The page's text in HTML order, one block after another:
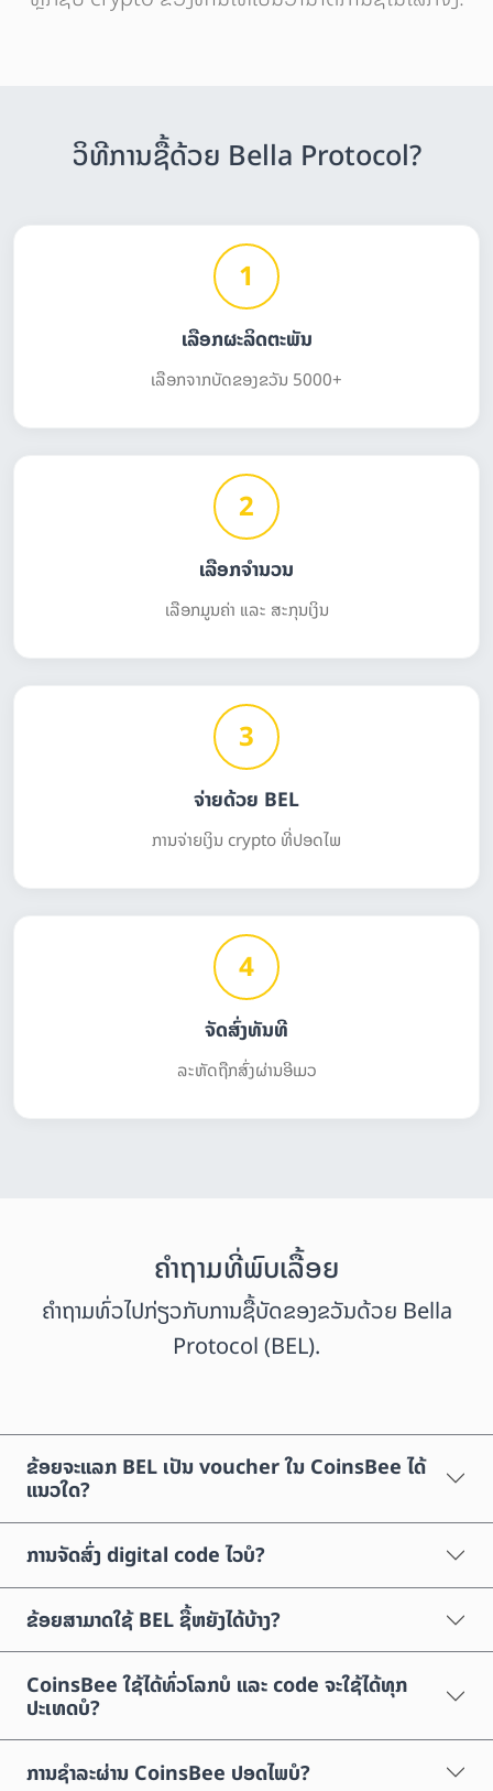
ວິທີການຊື້ດ້ວຍ Bella Protocol?
1
ເລືອກຜະລິດຕະພັນ
ເລືອກຈາກບັດຂອງຂວັນ 5000+
2
ເລືອກຈຳນວນ
ເລືອກມູນຄ່າ ແລະ ສະກຸນເງິນ
3
ຈ່າຍດ້ວຍ BEL
ການຈ່າຍເງິນ crypto ທີ່ປອດໄພ
4
ຈັດສົ່ງທັນທີ
ລະຫັດຖືກສົ່ງຜ່ານອີເມວ
ຄຳຖາມທີ່ພົບເລື້ອຍ
ຄຳຖາມທົ່ວໄປກ່ຽວກັບການຊື້ບັດຂອງຂວັນດ້ວຍ Bella
Protocol (BEL).
ຂ້ອຍຈະແລກ BEL ເປັນ voucher ໃນ CoinsBee ໄດ້
ແນວໃດ?
ການຈັດສົ່ງ digital code ໄວບໍ?
ຂ້ອຍສາມາດໃຊ້ BEL ຊື້ຫຍັງໄດ້ບ້າງ?
CoinsBee ໃຊ້ໄດ້ທົ່ວໂລກບໍ ແລະ code ຈະໃຊ້ໄດ້ທຸກ
ປະເທດບໍ?
ການຊຳລະຜ່ານ CoinsBee ປອດໄພບໍ?